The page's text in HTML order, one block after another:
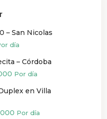
– San Nicolas
día
– Córdoba
Por día
en Villa
Por día